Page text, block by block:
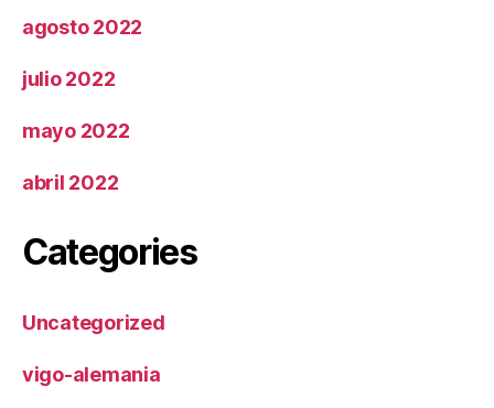
agosto 2022
julio 2022
mayo 2022
abril 2022
Categories
Uncategorized
vigo-alemania